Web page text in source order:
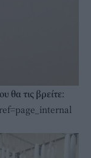
θα τις βρείτε: